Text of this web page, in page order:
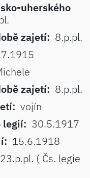
uherského
zajetí: 8.p.pl.
zajetí: 8.p.pl.
vojín
legií: 30.5.1917
15.6.1918
23.p.pl. ( Čs. legie